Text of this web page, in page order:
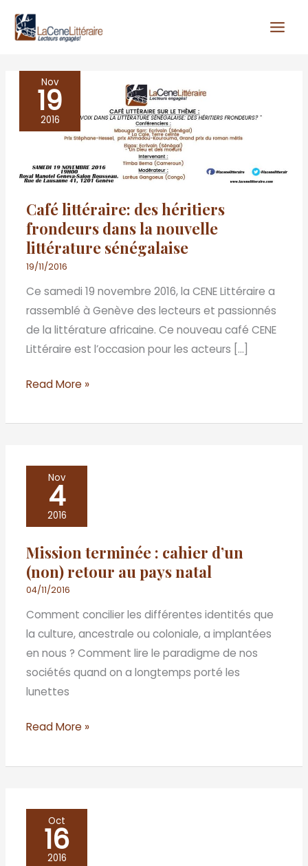
Nov
19
2016
Café littéraire: des héritiers
frondeurs dans la nouvelle
littérature sénégalaise
19/11/2016
Ce samedi 19 novembre 2016, la CENE Littéraire a
rassemblé à Genève des lecteurs et passionnés
de la littérature africaine. Ce nouveau café CENE
Littéraire est l’occasion pour les acteurs […]
Café
littéraire: des
héritiers
dans
nouvelle
littérature
sénégalaise
Read More »
Nov
4
2016
Mission terminée : cahier d’un
(non) retour au pays natal
04/11/2016
Comment concilier les différentes identités que
la culture, ancestrale ou coloniale, a implantées
en nous ? Comment lire le paradigme de nos
sociétés quand on a longtemps porté les
lunettes
Mission
terminée
d’un
(non)
retour
au
pays
natal
Read More »
Oct
16
2016
pauvre
Christ